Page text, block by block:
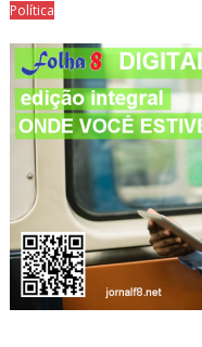
Política